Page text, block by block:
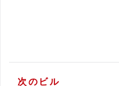
次のビル